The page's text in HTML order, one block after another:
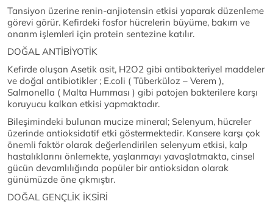
Tansiyon üzerine renin-anjiotensin etkisi yaparak düzenleme
görevi görür. Kefirdeki fosfor hücrelerin büyüme, bakım ve
onarım işlemleri için protein sentezine katılır.
DOĞAL ANTİBİYOTİK
Kefirde oluşan Asetik asit, H2O2 gibi antibakteriyel maddeler
ve doğal antibiotikler ; E.coli ( Tüberküloz – Verem ),
Salmonella ( Malta Humması ) gibi patojen bakterilere karşı
koruyucu kalkan etkisi yapmaktadır.
Bileşimindeki bulunan mucize mineral; Selenyum, hücreler
üzerinde antioksidatif etki göstermektedir. Kansere karşı çok
önemli faktör olarak değerlendirilen selenyum etkisi, kalp
hastalıklarını önlemekte, yaşlanmayı yavaşlatmakta, cinsel
gücün devamlılığında popüler bir antioksidan olarak
günümüzde öne çıkmıştır.
DOĞAL GENÇLİK İKSİRİ